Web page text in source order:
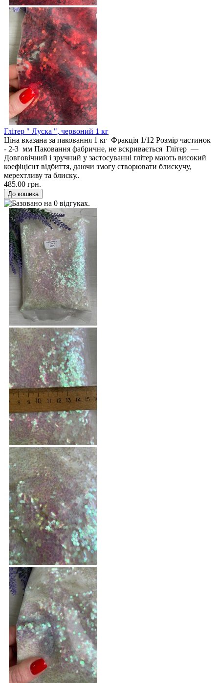
Глітер " Луска ", червоний 1 кг
Ціна вказана за паковання 1 кг Фракція 1/12 Розмір частинок
- 2-3 мм Паковання фабричне, не вскривається Глітер —
Довговічний і зручний у застосуванні глітер мають високий
коефіцієнт відбиття, даючи змогу створювати блискучу,
мерехтливу та блиску..
485.00 грн.